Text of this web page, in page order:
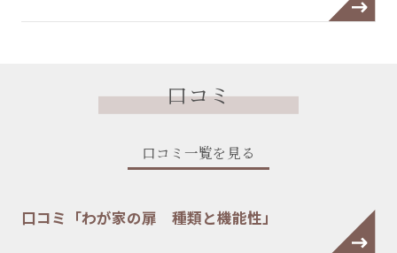
口コミ
口コミ一覧を見る
口コミ「わが家の扉 種類と機能性」